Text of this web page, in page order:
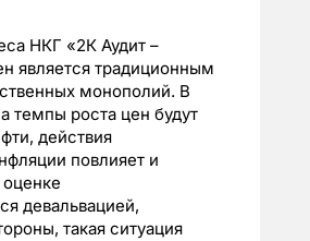
НКГ «2К Аудит –
является традиционным
монополий. В
темпы роста цен будут
действия
повлияет и
девальвацией,
такая ситуация